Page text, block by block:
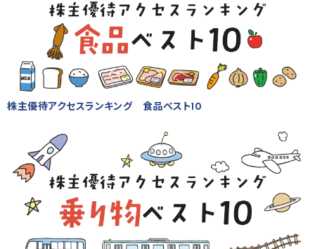
株主優待アクセスランキング 食品ベスト10